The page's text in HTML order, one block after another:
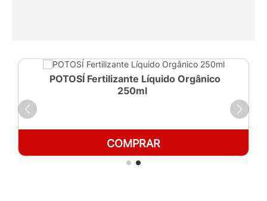
POTOSÍ Fertilizante Líquido Orgânico
250ml
COMPRAR